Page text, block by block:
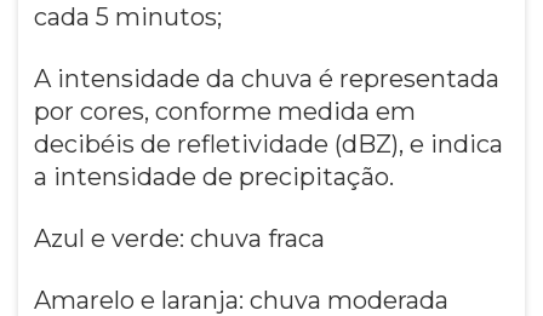
cada 5 minutos;
A intensidade da chuva é representada
por cores, conforme medida em
decibéis de refletividade (dBZ), e indica
a intensidade de precipitação.
Azul e verde: chuva fraca
Amarelo e laranja: chuva moderada